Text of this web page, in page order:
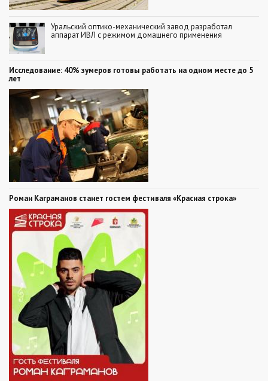
Уральский оптико-механический завод разработал
аппарат ИВЛ с режимом домашнего применения
Исследование: 40% зумеров готовы работать на одном месте до 5
лет
Роман Каграманов станет гостем фестиваля «Красная строка»